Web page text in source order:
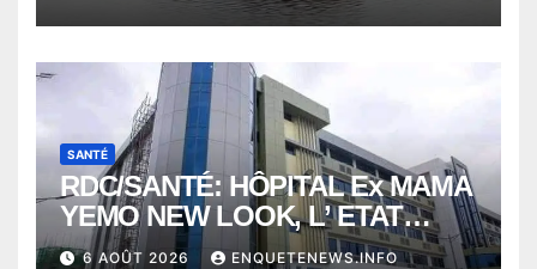
KISANGANI
SANTÉ
RDC/SANTÉ: HÔPITAL Ex MAMA
YEMO NEW LOOK, L’ ETAT
PERD LE CONTROLE
6 AOÛT 2026 ENQUETENEWS.INFO